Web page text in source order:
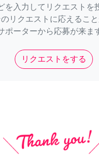
を入力してリクエストを
のリクエストに応えるこ
ポーターから応募が来ま
リクエストをする